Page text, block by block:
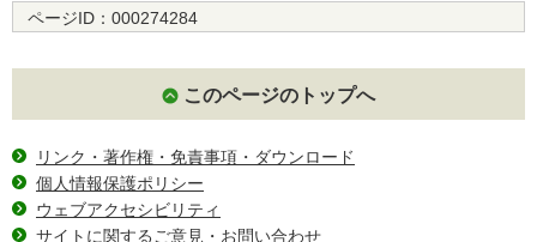
ページID： 000274284
このページのトップへ
リンク・著作権・免責事項・ダウンロード
個人情報保護ポリシー
ウェブアクセシビリティ
サイトに関するご意見・お問い合わせ